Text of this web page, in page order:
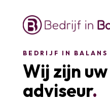
BEDRIJF IN BALANS
Wij zijn
adviseur.